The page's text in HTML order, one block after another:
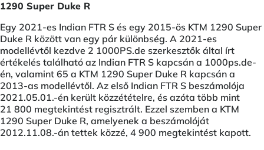
1290 Super Duke R
Egy 2021-es Indian FTR S és egy 2015-ös KTM 1290 Super
Duke R között van egy pár különbség. A 2021-es
modellévtől kezdve 2 1000PS.de szerkesztők által írt
értékelés található az Indian FTR S kapcsán a 1000ps.de-
én, valamint 65 a KTM 1290 Super Duke R kapcsán a
2013-as modellévtől. Az első Indian FTR S beszámolója
2021.05.01.-én került közzétételre, és azóta több mint
21 800 megtekintést regisztrált. Ezzel szemben a KTM
1290 Super Duke R, amelyenek a beszámolóját
2012.11.08.-án tettek közzé, 4 900 megtekintést kapott.